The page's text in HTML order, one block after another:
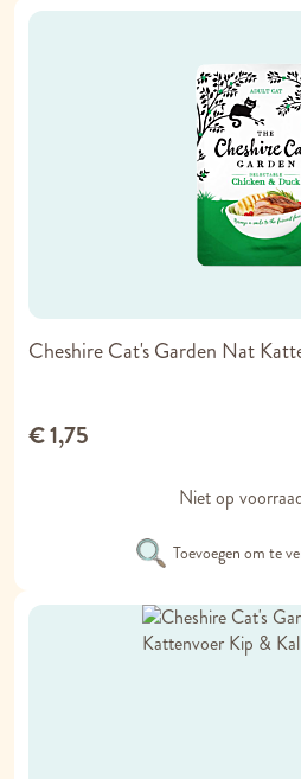
Cheshire Cat's Garden Nat
€ 1,75
Niet op
Toevoegen om te